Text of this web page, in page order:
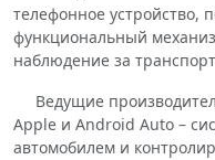
телефонное устройство,
функциональный
наблюдение за
Ведущие
Apple и Android Auto –
автомобилем и